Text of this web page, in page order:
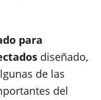
para
diseñado,
de las
del